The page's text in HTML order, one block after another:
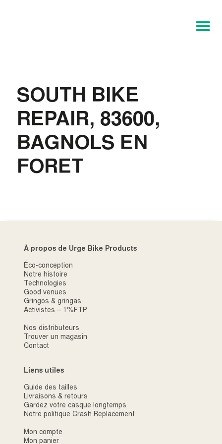
SOUTH BIKE
REPAIR, 83600,
BAGNOLS EN
FORET
À propos de Urge Bike Products
Éco-conception
Notre histoire
Technologies
Good venues
Gringos & gringas
Activistes – 1%FTP
Nos distributeurs
Trouver un magasin
Contact
Liens utiles
Guide des tailles
Livraisons & retours
Gardez votre casque longtemps
Notre politique Crash Replacement
Mon compte
Mon panier